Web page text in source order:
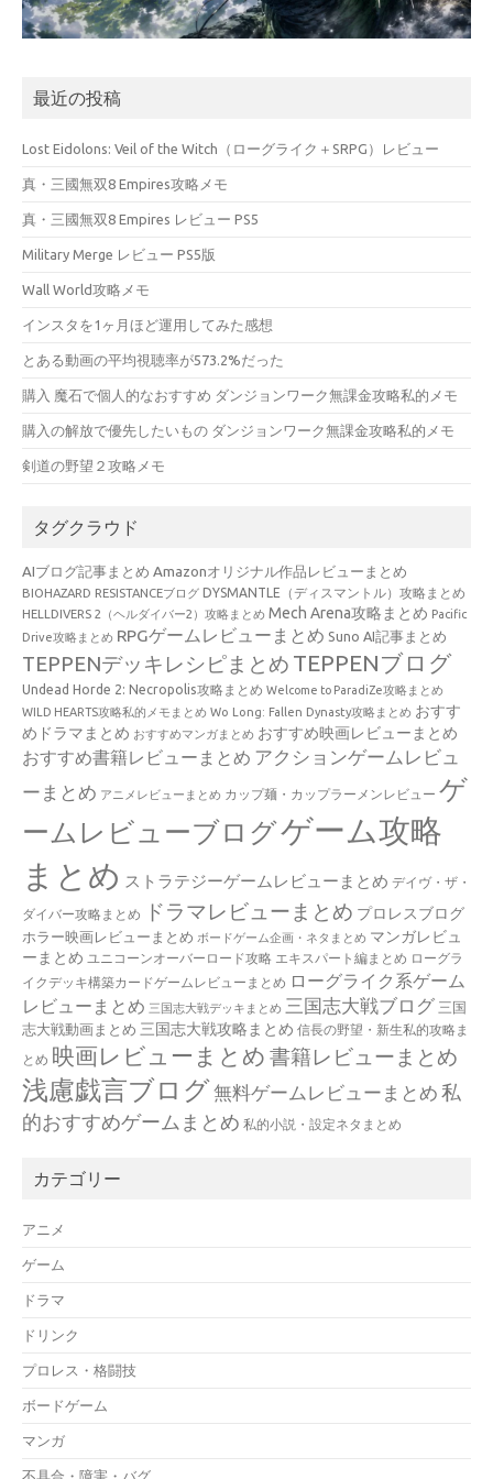
最近の投稿
Lost Eidolons: Veil of the Witch（ローグライク＋SRPG）レビュー
真・三國無双8 Empires攻略メモ
真・三國無双8 Empires レビュー PS5
Military Merge レビュー PS5版
Wall World攻略メモ
インスタを1ヶ月ほど運用してみた感想
とある動画の平均視聴率が573.2%だった
購入 魔石で個人的なおすすめ ダンジョンワーク無課金攻略私的メモ
購入の解放で優先したいもの ダンジョンワーク無課金攻略私的メモ
剣道の野望２攻略メモ
タグクラウド
AIブログ記事まとめ Amazonオリジナル作品レビューまとめ
BIOHAZARD RESISTANCEブログ DYSMANTLE（ディスマントル）攻略まとめ
HELLDIVERS 2（ヘルダイバー2）攻略まとめ Mech Arena攻略まとめ Pacific
Drive攻略まとめ RPGゲームレビューまとめ Suno AI記事まとめ
TEPPENデッキレシピまとめ TEPPENブログ
Undead Horde 2: Necropolis攻略まとめ Welcome to ParadiZe攻略まとめ
WILD HEARTS攻略私的メモまとめ Wo Long: Fallen Dynasty攻略まとめ おすす
めドラマまとめ おすすめマンガまとめ おすすめ映画レビューまとめ
おすすめ書籍レビューまとめ アクションゲームレビュ
ーまとめ アニメレビューまとめ カップ麺・カップラーメンレビュー ゲ
ームレビューブログゲーム攻略
まとめ ストラテジーゲームレビューまとめ デイヴ・ザ・
ダイバー攻略まとめ ドラマレビューまとめ プロレスブログ
ホラー映画レビューまとめ ボードゲーム企画・ネタまとめ マンガレビュ
ーまとめ ユニコーンオーバーロード攻略 エキスパート編まとめ ローグラ
イクデッキ構築カードゲームレビューまとめ ローグライク系ゲーム
レビューまとめ 三国志大戦デッキまとめ 三国志大戦ブログ 三国
志大戦動画まとめ 三国志大戦攻略まとめ 信長の野望・新生私的攻略ま
とめ 映画レビューまとめ 書籍レビューまとめ
浅慮戯言ブログ無料ゲームレビューまとめ 私
的おすすめゲームまとめ 私的小説・設定ネタまとめ
カテゴリー
アニメ
ゲーム
ドラマ
ドリンク
プロレス・格闘技
ボードゲーム
マンガ
不具合・障害・バグ